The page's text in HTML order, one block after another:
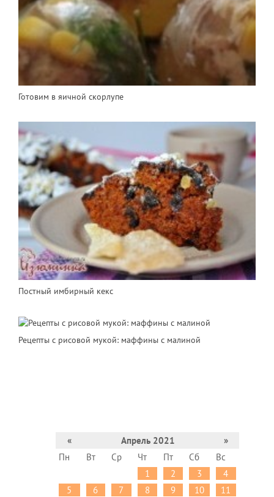
Готовим в яичной скорлупе
Постный имбирный кекс
Рецепты с рисовой мукой: маффины с малиной
« Апрель 2021
»
Пн
Вт Ср Чт Пт Сб
Вс
1
2 3
4
5
6 7 8 9 10
11